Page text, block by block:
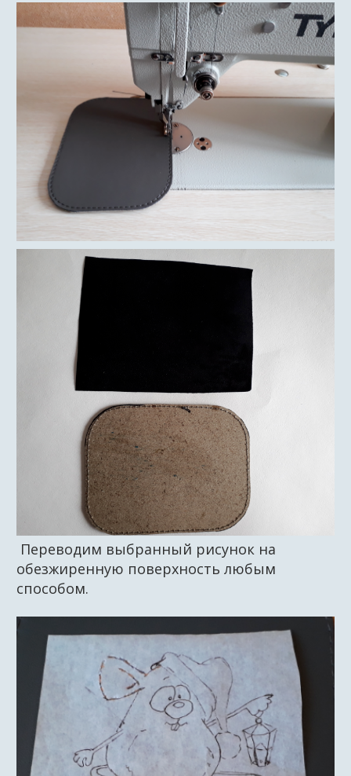
Переводим выбранный рисунок на
обезжиренную поверхность любым
способом.